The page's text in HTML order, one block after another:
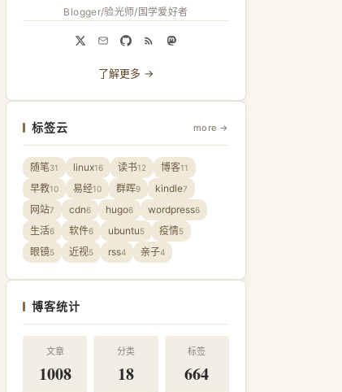
Blogger/验光师/国学爱好者
了解更多 →
标签云 more →
随笔31 linux16 读书12 博客11
早教10 易经10 群晖9 kindle7
网站7 cdn6 hugo6 wordpress6
生活6 软件6 ubuntu5 疫情5
眼镜5 近视5 rss4 亲子4
博客统计
文章
1008
分类
18
标签
664